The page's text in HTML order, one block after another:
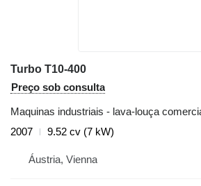
Turbo T10-400
Preço sob consulta
Maquinas industriais - lava-louça
2007
9.52 cv (7 kW)
Áustria, Vienna